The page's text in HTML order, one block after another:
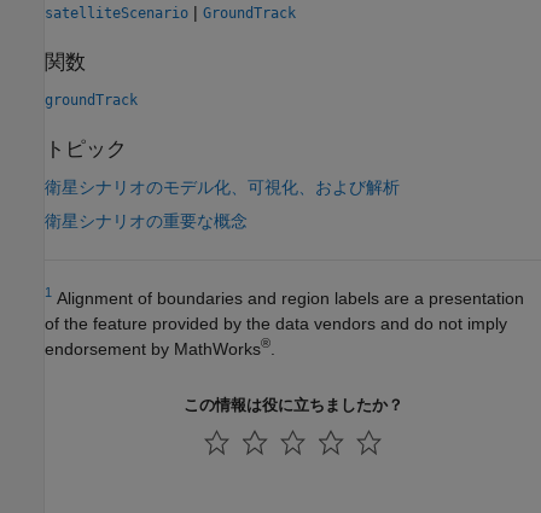
satelliteScenario | GroundTrack
関数
groundTrack
トピック
衛星シナリオのモデル化、可視化、および解析
衛星シナリオの重要な概念
1 Alignment of boundaries and region labels are a presentation
of the feature provided by the data vendors and do not imply
endorsement by MathWorks®
この情報は役に立ちましたか？